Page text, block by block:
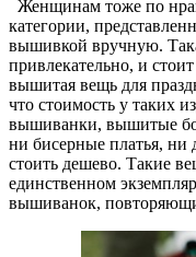
Женщинам тоже по
категории,
вышивкой вручную.
привлекательно, и
вышитая вещь для
что стоимость у таких
вышиванки, вышитые
ни бисерные платья, ни
стоить дешево. Такие
единственном
вышиванок,